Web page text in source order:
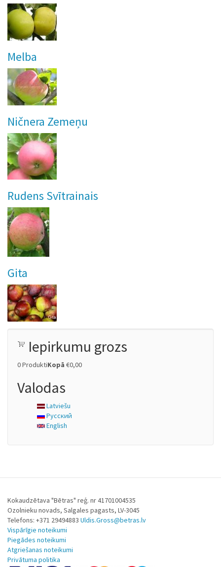
Melba
Ničnera Zemeņu
Rudens Svītrainais
Gita
Iepirkumu grozs
0ProduktiKopā €0,00
Valodas
Latviešu
Русский
English
Kokaudzētava "Bētras" reģ. nr 41701004535
Ozolnieku novads, Salgales pagasts, LV-3045
Telefons: +371 29494883 Uldis.Gross@betras.lv
Vispārīgie noteikumi
Piegādes noteikumi
Atgriešanas noteikumi
Privātuma politika